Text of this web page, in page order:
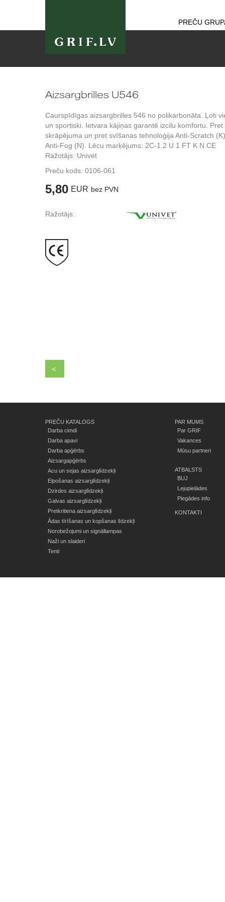
PREČU
Aizsargbrilles U546
Caurspīdīgas aizsargbrilles 546 no polikarbonāta. Ļoti
un sportiski. Ietvara kājiņas garantē izcilu komfortu. Pret
skrāpējuma un pret svīšanas tehnoloģija Anti-Scratch
Anti-Fog (N). Lēcu marķējums: 2C-1.2 U 1 FT K N CE
Ražotājs: Univet
Preču kods: 0106-061
5,80 EUR bez PVN
Ražotājs:
<
PREČU KATALOGS
Darba cimdi
Darba apavi
Darba apģērbs
Aizsargapģērbs
Acu un sejas aizsarglīdzekļi
Elpošanas aizsarglīdzekļi
Dzirdes aizsarglīdzekļi
Galvas aizsarglīdzekļi
Pretkritiena aizsarglīdzekļi
Ādas tīrīšanas un kopšanas līdzekļi
Norobežojumi un signāllampas
Naži un slaideri
Tenti
PAR MUMS
Par GRIF
Vakances
Mūsu partneri
ATBALSTS
BUJ
Lejupielādes
Piegādes info
KONTAKTI